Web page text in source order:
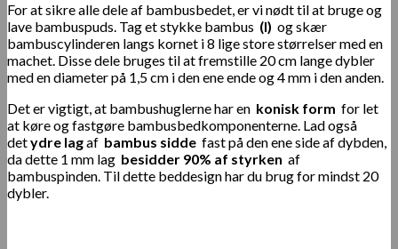
For at sikre alle dele af bambusbedet, er vi nødt til at bruge og
lave bambuspuds. Tag et stykke bambus (I) og skær
bambuscylinderen langs kornet i 8 lige store størrelser med en
machet. Disse dele bruges til at fremstille 20 cm lange dybler
med en diameter på 1,5 cm i den ene ende og 4 mm i den anden.
Det er vigtigt, at bambushuglerne har en konisk form for let
at køre og fastgøre bambusbedkomponenterne. Lad også
detydre lagaf bambus sidde fast på den ene side af dybden,
da dette 1 mm lag besidder 90% af styrken af
bambuspinden. Til dette beddesign har du brug for mindst 20
dybler.